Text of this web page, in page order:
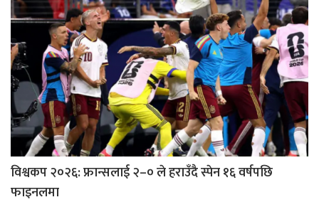
विश्वकप २०२६: फ्रान्सलाई २–० ले हराउँदै स्पेन १६ वर्षपछि
फाइनलमा